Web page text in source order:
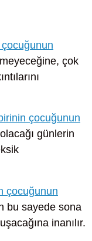
çok
çocuğunun
günlerin
çocuğunun
bu sayede sona
inanılır.